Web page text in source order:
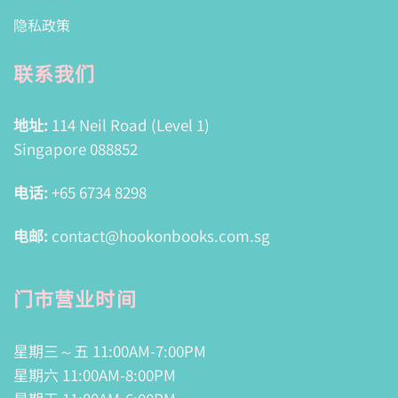
隐私政策
联系我们
地址: 114 Neil Road (Level 1)
Singapore 088852
电话: +65 6734 8298
电邮: contact@hookonbooks.com.sg
门市营业时间
星期三～五 11:00AM-7:00PM
星期六 11:00AM-8:00PM